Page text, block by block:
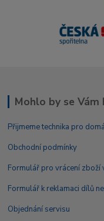
Mohlo by se Vám
Přijmeme technika pro
Obchodní podmínky
Formulář pro vrácení zboží
Formulář k reklamaci dílů
Objednání servisu